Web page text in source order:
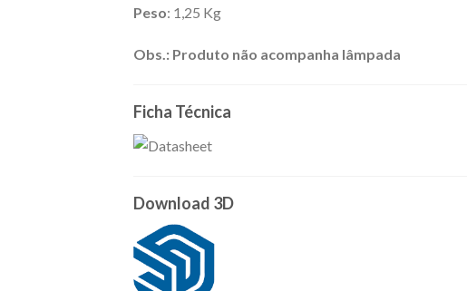
Peso: 1,25 Kg
Obs.: Produto não acompanha lâmpada
Ficha Técnica
Download 3D